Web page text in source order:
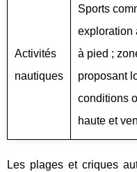
Activités
nautiques
Sports
exploration
à pied ;
proposant
conditions
haute et
Les plages et criques